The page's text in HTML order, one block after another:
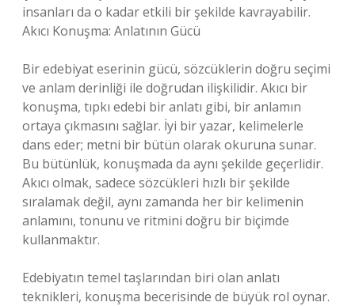
insanları da o kadar etkili bir şekilde kavrayabilir.
Akıcı Konuşma: Anlatının Gücü
Bir edebiyat eserinin gücü, sözcüklerin doğru seçimi
ve anlam derinliği ile doğrudan ilişkilidir. Akıcı bir
konuşma, tıpkı edebi bir anlatı gibi, bir anlamın
ortaya çıkmasını sağlar. İyi bir yazar, kelimelerle
dans eder; metni bir bütün olarak okuruna sunar.
Bu bütünlük, konuşmada da aynı şekilde geçerlidir.
Akıcı olmak, sadece sözcükleri hızlı bir şekilde
sıralamak değil, aynı zamanda her bir kelimenin
anlamını, tonunu ve ritmini doğru bir biçimde
kullanmaktır.
Edebiyatın temel taşlarından biri olan anlatı
teknikleri, konuşma becerisinde de büyük rol oynar.